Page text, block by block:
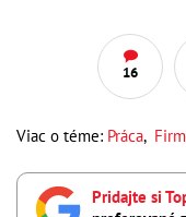
16
Viac o téme: Práca,
Pridajte si